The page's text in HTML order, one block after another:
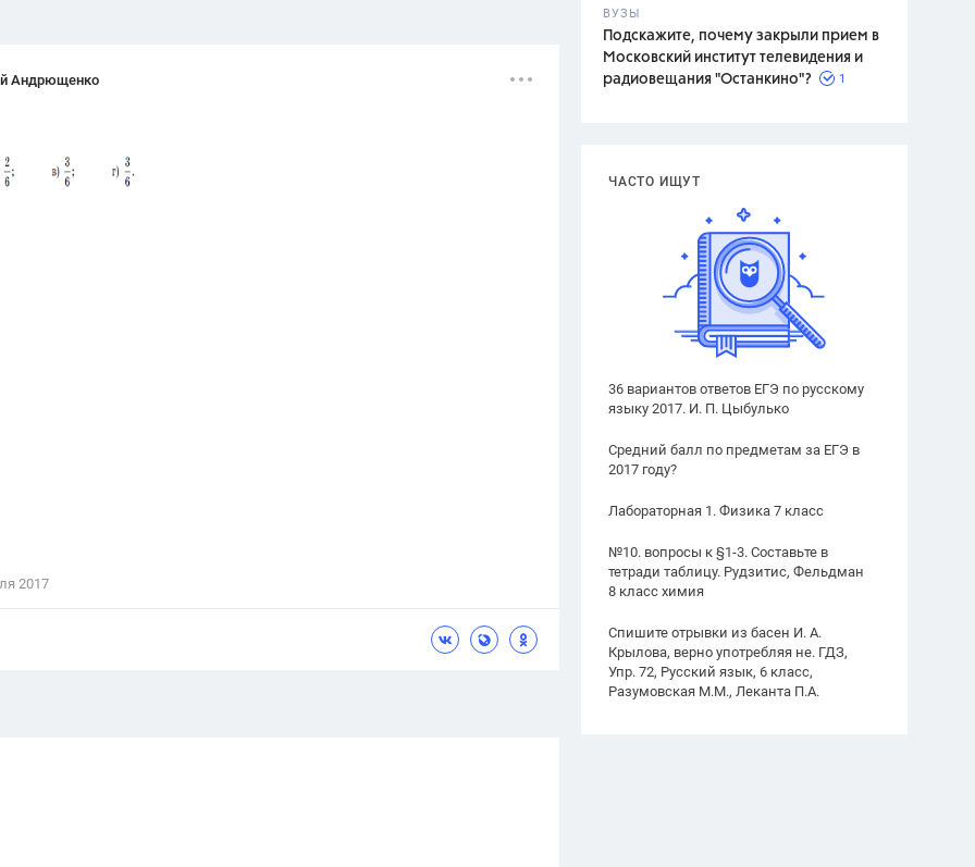
ВУЗЫ
Подскажите, почему закрыли прием в
Московский институт телевидения и
радиовещания "Останкино"?
1
ЧАСТО ИЩУТ
36 вариантов ответов ЕГЭ по русскому
языку 2017. И. П. Цыбулько
Средний балл по предметам за ЕГЭ в
2017 году?
Лабораторная 1. Физика 7 класс
№10. вопросы к §1-3. Составьте в
тетради таблицу. Рудзитис, Фельдман
8 класс химия
Спишите отрывки из басен И. А.
Крылова, верно употребляя не. ГДЗ,
Упр. 72, Русский язык, 6 класс,
Разумовская М.М., Леканта П.А.
Андрющенко
2017